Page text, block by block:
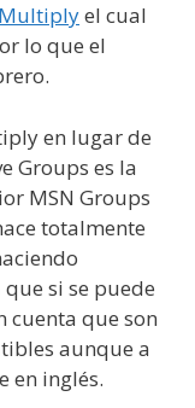
Multiplyel cual
lo que el
en lugar de
Groups es la
MSN Groups
totalmente
si se puede
cuenta que son
aunque a
en inglés.